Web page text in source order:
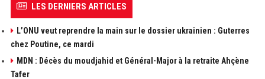
LES DERNIERS ARTICLES
L’ONU veut reprendre la main sur le dossier ukrainien : Guterres
chez Poutine, ce mardi
MDN : Décès du moudjahid et Général-Major à la retraite Ahçène
Tafer